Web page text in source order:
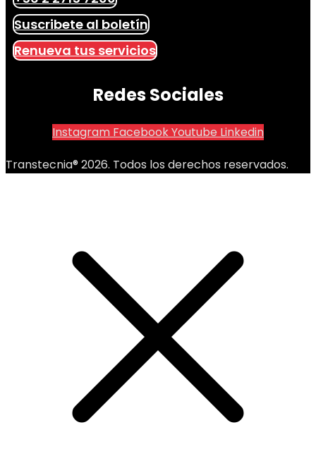
Suscribete al boletín
Renueva tus servicios
Redes Sociales
Instagram FacebookYoutube Linkedin
Transtecnia® 2026. Todos los derechos reservados.